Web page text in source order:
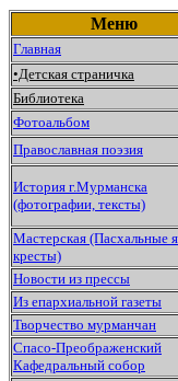
Меню
Главная
•Детская страничка
Библиотека
Фотоальбом
Православная поэзия
История г.Мурманска
(фотографии, тексты)
Мастерская (Пасхальные
кресты)
Новости из прессы
Из епархиальной газеты
Творчество мурманчан
Спасо-Преображенский
Кафедральный собор